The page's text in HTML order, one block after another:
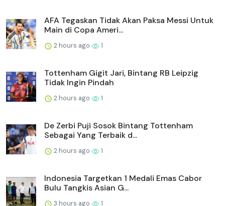
AFA Tegaskan Tidak Akan Paksa Messi Untuk
Main di Copa Ameri...
2 hours ago 1
Tottenham Gigit Jari, Bintang RB Leipzig
Tidak Ingin Pindah
2 hours ago 1
De Zerbi Puji Sosok Bintang Tottenham
Sebagai Yang Terbaik d...
2 hours ago 1
Indonesia Targetkan 1 Medali Emas Cabor
Bulu Tangkis Asian G...
3 hours ago 1